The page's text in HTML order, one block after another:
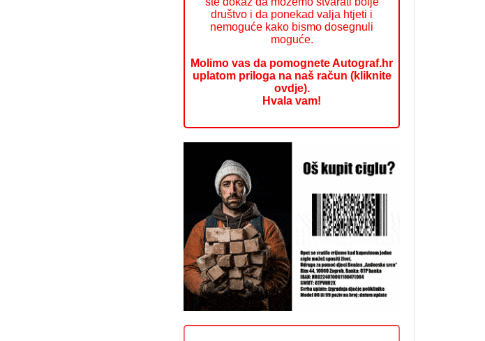
društvo i da ponekad valja htjeti i
nemoguće kako bismo dosegnuli
moguće.
Molimo vas da pomognete Autograf.hr
uplatom priloga na naš račun (kliknite
ovdje).
Hvala vam!